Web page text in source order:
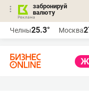
забронируй
валюту
Челны25.3° Москва